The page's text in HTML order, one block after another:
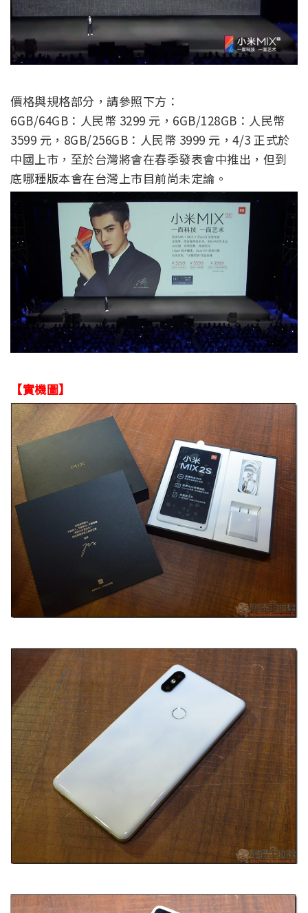
價格與規格部分，請參照下方：
6GB/64GB：人民幣 3299 元，6GB/128GB：人民幣
3599 元，8GB/256GB：人民幣 3999 元，4/3 正式於
中國上市，至於台灣將會在春季發表會中推出，但到
底哪種版本會在台灣上市目前尚未定論。
【實機圖】